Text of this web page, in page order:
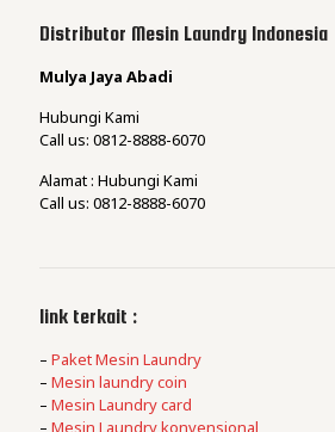
Distributor Mesin Laundry Indonesia
Mulya Jaya Abadi
Hubungi Kami
Call us: 0812-8888-6070
Alamat : Hubungi Kami
Call us: 0812-8888-6070
link terkait :
– Paket Mesin Laundry
– Mesin laundry coin
– Mesin Laundry card
– Mesin Laundry konvensional